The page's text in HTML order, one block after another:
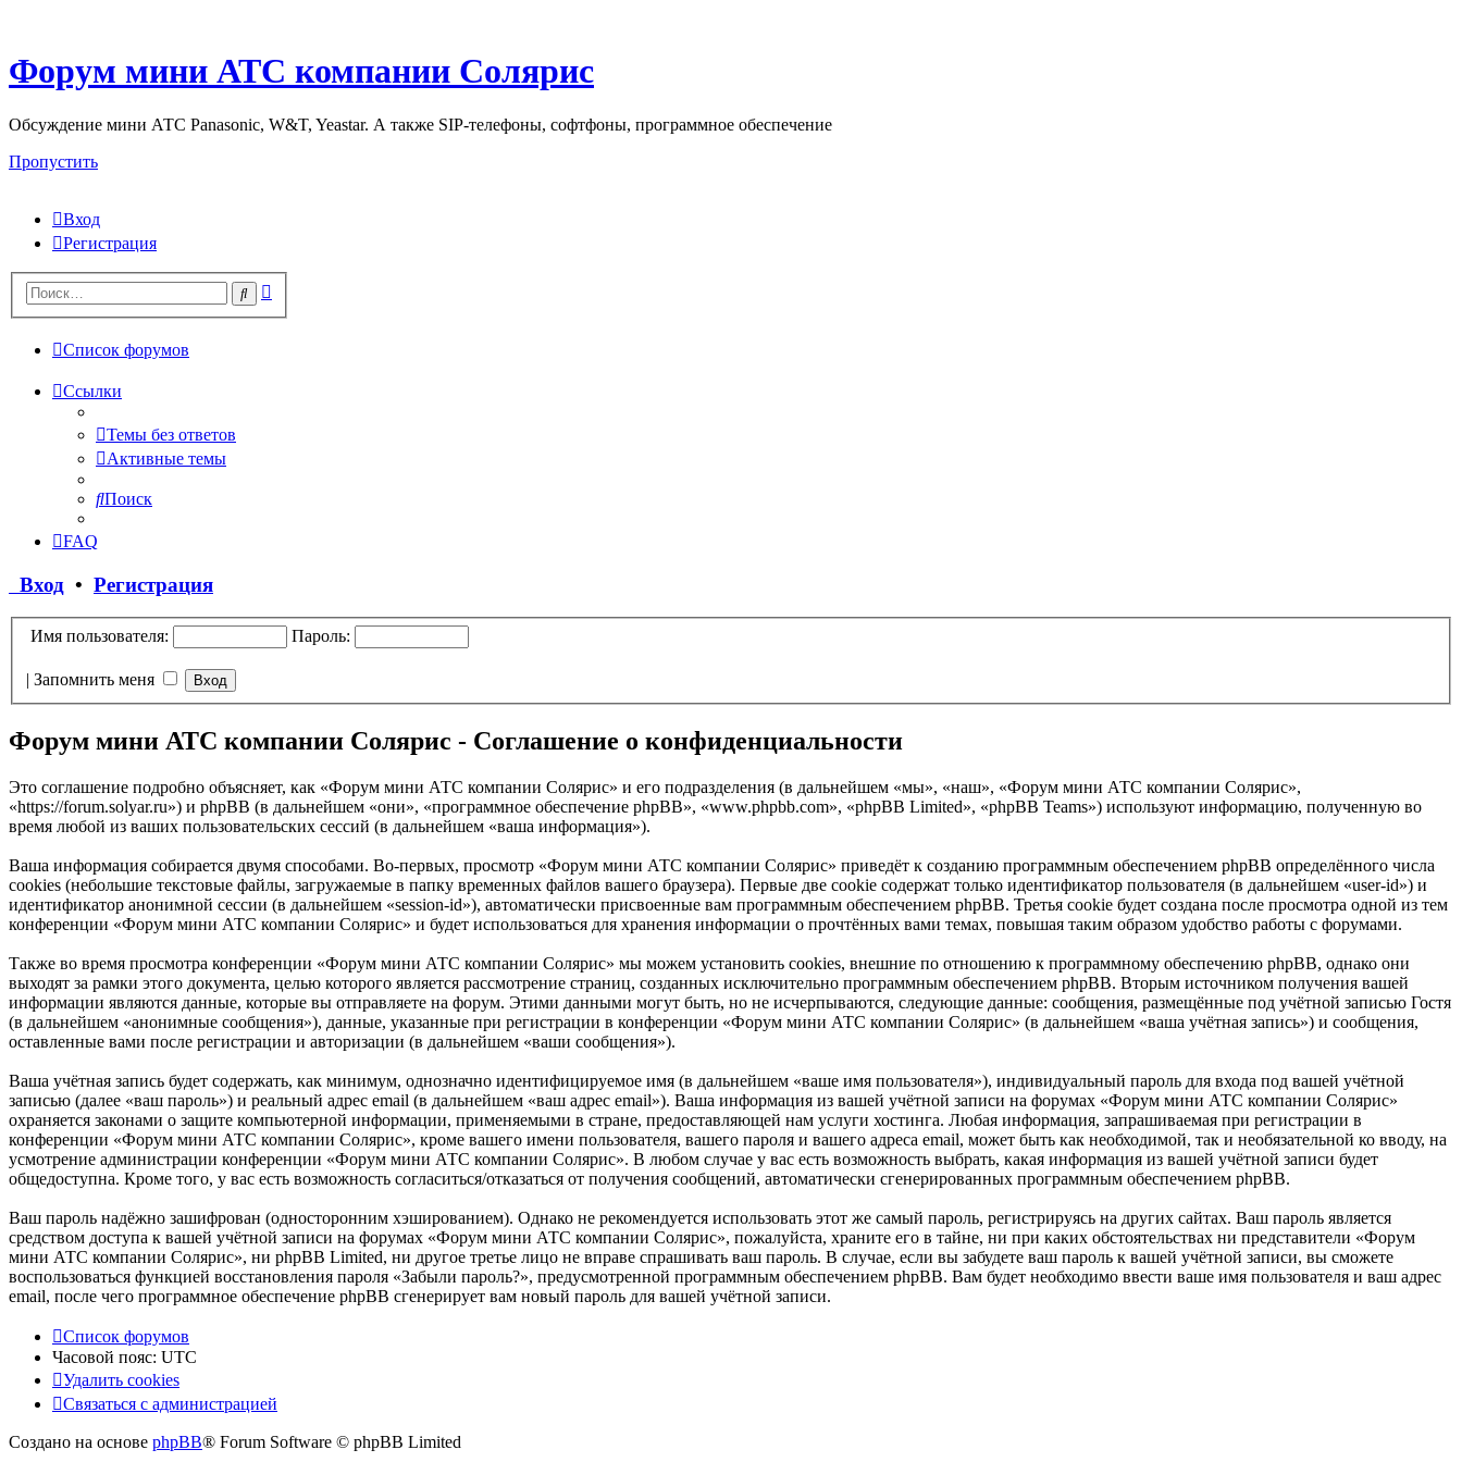
Форум мини АТС компании Солярис
Обсуждение мини АТС Panasonic, W&T, Yeastar. А также SIP-телефоны, софтфоны, программное обеспечение
Пропустить
Вход
Регистрация
Поиск
Список форумов
Ссылки
Темы без ответов
Активные темы
Поиск
FAQ
Вход • Регистрация
Имя пользователя: Пароль:
| Запомнить меня
Форум мини АТС компании Солярис - Соглашение о конфиденциальности
Это соглашение подробно объясняет, как «Форум мини АТС компании Солярис» и его подразделения (в дальнейшем «мы», «наш», «Форум мини АТС компании Солярис»,
«https://forum.solyar.ru») и phpBB (в дальнейшем «они», «программное обеспечение phpBB», «www.phpbb.com», «phpBB Limited», «phpBB Teams») используют информацию, полученную во
время любой из ваших пользовательских сессий (в дальнейшем «ваша информация»).
Ваша информация собирается двумя способами. Во-первых, просмотр «Форум мини АТС компании Солярис» приведёт к созданию программным обеспечением phpBB определённого числа
cookies (небольшие текстовые файлы, загружаемые в папку временных файлов вашего браузера). Первые две cookie содержат только идентификатор пользователя (в дальнейшем «user-id») и
идентификатор анонимной сессии (в дальнейшем «session-id»), автоматически присвоенные вам программным обеспечением phpBB. Третья cookie будет создана после просмотра одной из тем
конференции «Форум мини АТС компании Солярис» и будет использоваться для хранения информации о прочтённых вами темах, повышая таким образом удобство работы с форумами.
Также во время просмотра конференции «Форум мини АТС компании Солярис» мы можем установить cookies, внешние по отношению к программному обеспечению phpBB, однако они
выходят за рамки этого документа, целью которого является рассмотрение страниц, созданных исключительно программным обеспечением phpBB. Вторым источником получения вашей
информации являются данные, которые вы отправляете на форум. Этими данными могут быть, но не исчерпываются, следующие данные: сообщения, размещённые под учётной записью Гостя
(в дальнейшем «анонимные сообщения»), данные, указанные при регистрации в конференции «Форум мини АТС компании Солярис» (в дальнейшем «ваша учётная запись») и сообщения,
оставленные вами после регистрации и авторизации (в дальнейшем «ваши сообщения»).
Ваша учётная запись будет содержать, как минимум, однозначно идентифицируемое имя (в дальнейшем «ваше имя пользователя»), индивидуальный пароль для входа под вашей учётной
записью (далее «ваш пароль») и реальный адрес email (в дальнейшем «ваш адрес email»). Ваша информация из вашей учётной записи на форумах «Форум мини АТС компании Солярис»
охраняется законами о защите компьютерной информации, применяемыми в стране, предоставляющей нам услуги хостинга. Любая информация, запрашиваемая при регистрации в
конференции «Форум мини АТС компании Солярис», кроме вашего имени пользователя, вашего пароля и вашего адреса email, может быть как необходимой, так и необязательной ко вводу, на
усмотрение администрации конференции «Форум мини АТС компании Солярис». В любом случае у вас есть возможность выбрать, какая информация из вашей учётной записи будет
общедоступна. Кроме того, у вас есть возможность согласиться/отказаться от получения сообщений, автоматически сгенерированных программным обеспечением phpBB.
Ваш пароль надёжно зашифрован (односторонним хэшированием). Однако не рекомендуется использовать этот же самый пароль, регистрируясь на других сайтах. Ваш пароль является
средством доступа к вашей учётной записи на форумах «Форум мини АТС компании Солярис», пожалуйста, храните его в тайне, ни при каких обстоятельствах ни представители «Форум
мини АТС компании Солярис», ни phpBB Limited, ни другое третье лицо не вправе спрашивать ваш пароль. В случае, если вы забудете ваш пароль к вашей учётной записи, вы сможете
воспользоваться функцией восстановления пароля «Забыли пароль?», предусмотренной программным обеспечением phpBB. Вам будет необходимо ввести ваше имя пользователя и ваш адрес
email, после чего программное обеспечение phpBB сгенерирует вам новый пароль для вашей учётной записи.
Список форумов
Часовой пояс: UTC
Удалить cookies
Связаться с администрацией
Создано на основе phpBB® Forum Software © phpBB Limited